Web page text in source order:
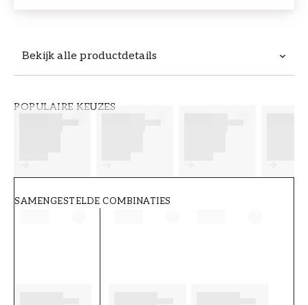
Bekijk alle productdetails
POPULAIRE KEUZES
SAMENGESTELDE COMBINATIES